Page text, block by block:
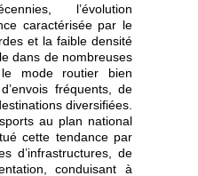
l’évolution
caractérisée par le
et la faible densité
dans de nombreuses
mode routier bien
fréquents, de
diversifiées.
au plan national
cette tendance par
d’infrastructures, de
conduisant à